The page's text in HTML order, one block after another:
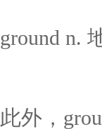
ground n.
此外，